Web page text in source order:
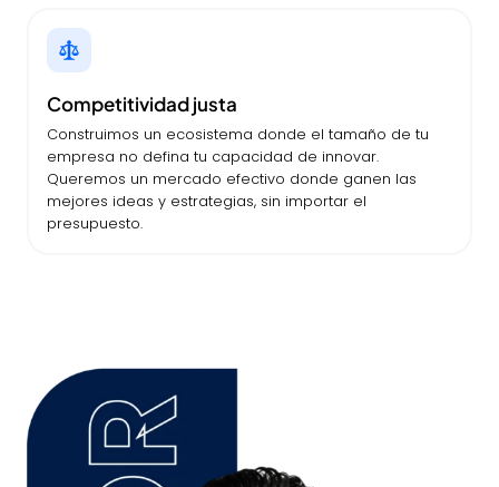
Competitividad justa
Construimos un ecosistema donde el tamaño de tu
empresa no defina tu capacidad de innovar.
Queremos un mercado efectivo donde ganen las
mejores ideas y estrategias, sin importar el
presupuesto.